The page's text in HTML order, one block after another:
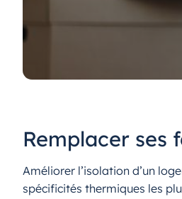
Remplacer ses
Améliorer l’isolation d’un
spécificités thermiques les